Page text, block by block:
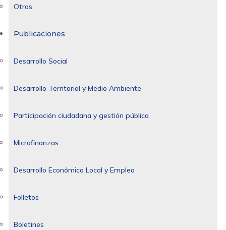
Otros
Publicaciones
Desarrollo Social
Desarrollo Territorial y Medio Ambiente
Participación ciudadana y gestión pública
Microfinanzas
Desarrollo Económico Local y Empleo
Folletos
Boletines